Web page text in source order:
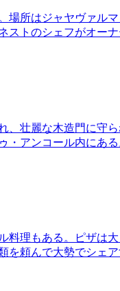
所はジャヤヴァル
ストのシェフがオー
、壮麗な木造門に守
・アンコール内にあ
料理もある。ピザは
を頼んで大勢でシェ